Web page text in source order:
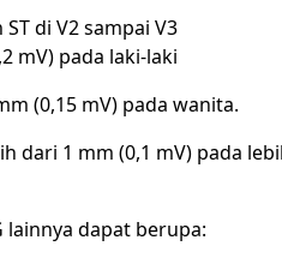
di V2 sampai V3
mV) pada laki-laki
(0,15 mV) pada wanita.
dari 1 mm (0,1 mV) pada
lainnya dapat berupa: